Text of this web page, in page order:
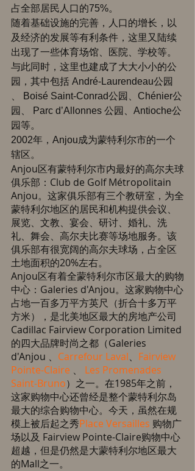
占全部居民人口的75%。
随着基础设施的完善，人口的增长，以
及经济的发展等有利条件，这里又陆续
出现了一些体育场馆、医院、学校等。
与此同时，这里也建成了大大小小的公
园，其中包括 André-Laurendeau公园
、 Boisé Saint-Conrad公园、Chénier公
园、 Parc d’Allonnes 公园、Antioche公
园等。
2002年，Anjou成为蒙特利尔市的一个
辖区。
Anjou区有蒙特利尔市内最好的高尔夫球
俱乐部：Club de Golf Métropolitain
Anjou。这家俱乐部有三个教研室，为全
蒙特利尔地区的居民和机构提供会议、
展览、文教、宴会、研讨、婚礼、洗
礼、舞会、高尔夫比赛等场地服务。该
俱乐部有很宽阔的高尔夫球场，占全区
土地面积的20%左右。
Anjou区有着全蒙特利尔市区最大的购物
中心：Galeries d'Anjou。这家购物中心
占地一百多万平方英尺（折合十多万平
方米），是北美地区最大的房地产公司
Cadillac Fairview Corporation Limited
的四大品牌时尚之都（Galeries
d'Anjou 、 Carrefour Laval、 Fairview
Pointe-Claire 、 Les Promenades
Saint-Bruno）之一。在1985年之前，
这家购物中心还曾经是整个蒙特利尔岛
最大的综合购物中心。今天，虽然在规
模上被后起之秀Place Versailles 购物广
场以及 Fairview Pointe-Claire购物中心
超越，但是仍然是大蒙特利尔地区最大
的Mall之一。